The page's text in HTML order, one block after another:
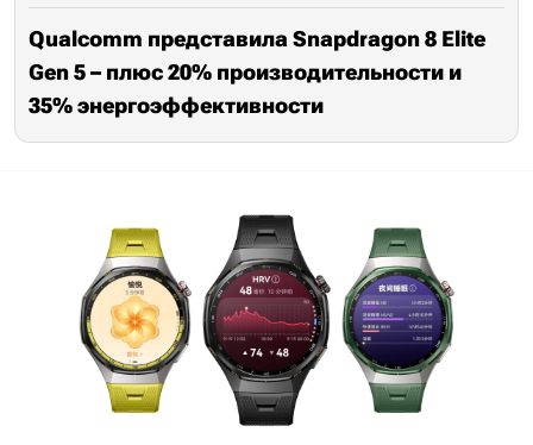
Qualcomm представила Snapdragon 8 Elite
Gen 5 – плюс 20% производительности и
35% энергоэффективности